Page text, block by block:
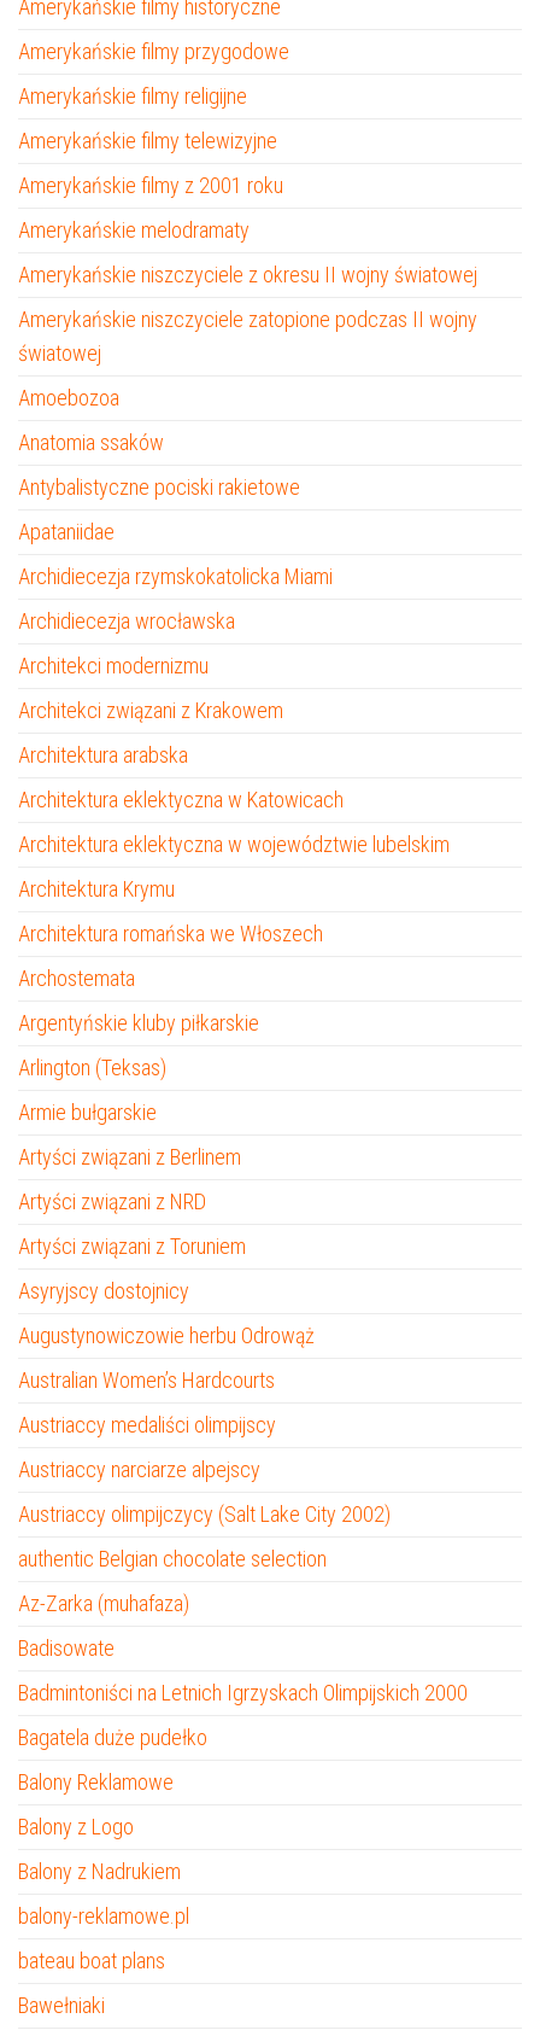
Amerykańskie filmy historyczne
Amerykańskie filmy przygodowe
Amerykańskie filmy religijne
Amerykańskie filmy telewizyjne
Amerykańskie filmy z 2001 roku
Amerykańskie melodramaty
Amerykańskie niszczyciele z okresu II wojny światowej
Amerykańskie niszczyciele zatopione podczas II wojny
światowej
Amoebozoa
Anatomia ssaków
Antybalistyczne pociski rakietowe
Apataniidae
Archidiecezja rzymskokatolicka Miami
Archidiecezja wrocławska
Architekci modernizmu
Architekci związani z Krakowem
Architektura arabska
Architektura eklektyczna w Katowicach
Architektura eklektyczna w województwie lubelskim
Architektura Krymu
Architektura romańska we Włoszech
Archostemata
Argentyńskie kluby piłkarskie
Arlington (Teksas)
Armie bułgarskie
Artyści związani z Berlinem
Artyści związani z NRD
Artyści związani z Toruniem
Asyryjscy dostojnicy
Augustynowiczowie herbu Odrowąż
Australian Women’s Hardcourts
Austriaccy medaliści olimpijscy
Austriaccy narciarze alpejscy
Austriaccy olimpijczycy (Salt Lake City 2002)
authentic Belgian chocolate selection
Az-Zarka (muhafaza)
Badisowate
Badmintoniści na Letnich Igrzyskach Olimpijskich 2000
Bagatela duże pudełko
Balony Reklamowe
Balony z Logo
Balony z Nadrukiem
balony-reklamowe.pl
bateau boat plans
Bawełniaki